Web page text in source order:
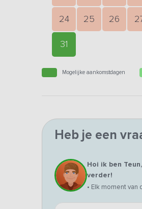
24 25 26
31
Mogelijke aankomstdagen
Heb je een
Hoi ik ben
verder!
• Elk moment van